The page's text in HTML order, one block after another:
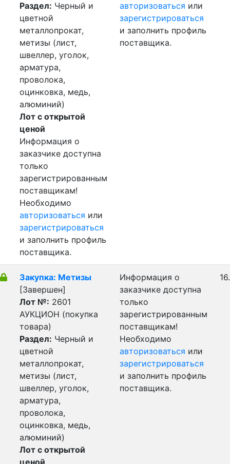
Раздел: Черный и
цветной
металлопрокат,
метизы (лист,
швеллер, уголок,
арматура,
проволока,
оцинковка, медь,
алюминий)
Лот с открытой
ценой
Информация о
заказчике доступна
только
зарегистрированным
поставщикам!
Необходимо
авторизоваться или
зарегистрироваться
и заполнить профиль
поставщика.
авторизоваться или
зарегистрироваться
и заполнить профиль
поставщика.
Закупка: Метизы
[Завершен]
Лот №: 2601
АУКЦИОН (покупка
товара)
Раздел: Черный и
цветной
металлопрокат,
метизы (лист,
швеллер, уголок,
арматура,
проволока,
оцинковка, медь,
алюминий)
Лот с открытой
ценой
Информация о
заказчике доступна
только
зарегистрированным
поставщикам!
Необходимо
авторизоваться или
зарегистрироваться
и заполнить профиль
поставщика.